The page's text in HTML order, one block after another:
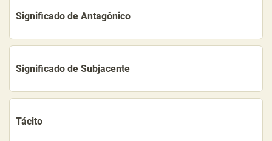
Significado de Antagônico
Significado de Subjacente
Tácito